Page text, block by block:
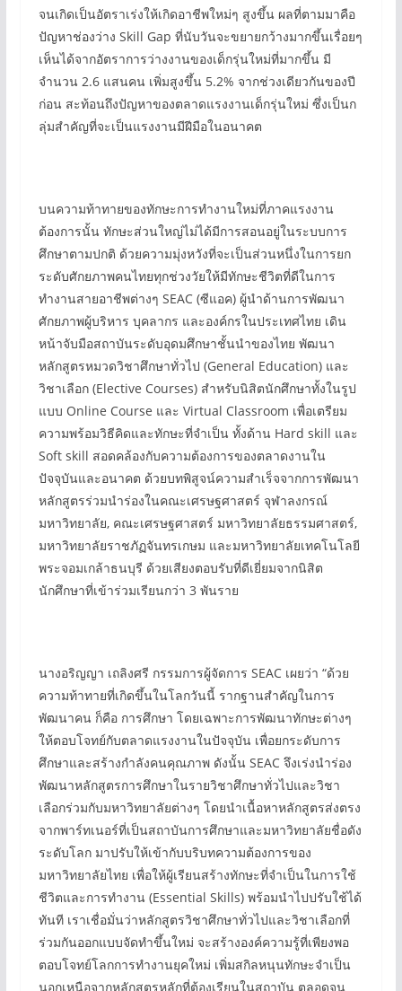
จนเกิดเป็นอัตราเร่งให้เกิดอาชีพใหม่ๆ สูงขึ้น ผลที่ตามมาคือ
ปัญหาช่องว่าง Skill Gap ที่นับวันจะขยายกว้างมากขึ้นเรื่อยๆ
เห็นได้จากอัตราการว่างงานของเด็กรุ่นใหม่ที่มากขึ้น มี
จำนวน 2.6 แสนคน เพิ่มสูงขึ้น 5.2% จากช่วงเดียวกันของปี
ก่อน สะท้อนถึงปัญหาของตลาดแรงงานเด็กรุ่นใหม่ ซึ่งเป็นก
ลุ่มสำคัญที่จะเป็นแรงงานมีฝีมือในอนาคต
บนความท้าทายของทักษะการทำงานใหม่ที่ภาคแรงงาน
ต้องการนั้น ทักษะส่วนใหญ่ไม่ได้มีการสอนอยู่ในระบบการ
ศึกษาตามปกติ ด้วยความมุ่งหวังที่จะเป็นส่วนหนึ่งในการยก
ระดับศักยภาพคนไทยทุกช่วงวัยให้มีทักษะชีวิตที่ดีในการ
ทำงานสายอาชีพต่างๆ SEAC (ซีแอค) ผู้นำด้านการพัฒนา
ศักยภาพผู้บริหาร บุคลากร และองค์กรในประเทศไทย เดิน
หน้าจับมือสถาบันระดับอุดมศึกษาชั้นนำของไทย พัฒนา
หลักสูตรหมวดวิชาศึกษาทั่วไป (General Education) และ
วิชาเลือก (Elective Courses) สำหรับนิสิตนักศึกษาทั้งในรูป
แบบ Online Course และ Virtual Classroom เพื่อเตรียม
ความพร้อมวิธีคิดและทักษะที่จำเป็น ทั้งด้าน Hard skill และ
Soft skill สอดคล้องกับความต้องการของตลาดงานใน
ปัจจุบันและอนาคต ด้วยบทพิสูจน์ความสำเร็จจากการพัฒนา
หลักสูตรร่วมนำร่องในคณะเศรษฐศาสตร์ จุฬาลงกรณ์
มหาวิทยาลัย, คณะเศรษฐศาสตร์ มหาวิทยาลัยธรรมศาสตร์,
มหาวิทยาลัยราชภัฏจันทรเกษม และมหาวิทยาลัยเทคโนโลยี
พระจอมเกล้าธนบุรี ด้วยเสียงตอบรับที่ดีเยี่ยมจากนิสิต
นักศึกษาที่เข้าร่วมเรียนกว่า 3 พันราย
นางอริญญา เถลิงศรี กรรมการผู้จัดการ SEAC เผยว่า “ด้วย
ความท้าทายที่เกิดขึ้นในโลกวันนี้ รากฐานสำคัญในการ
พัฒนาคน ก็คือ การศึกษา โดยเฉพาะการพัฒนาทักษะต่างๆ
ให้ตอบโจทย์กับตลาดแรงงานในปัจจุบัน เพื่อยกระดับการ
ศึกษาและสร้างกำลังคนคุณภาพ ดังนั้น SEAC จึงเร่งนำร่อง
พัฒนาหลักสูตรการศึกษาในรายวิชาศึกษาทั่วไปและวิชา
เลือกร่วมกับมหาวิทยาลัยต่างๆ โดยนำเนื้อหาหลักสูตรส่งตรง
จากพาร์ทเนอร์ที่เป็นสถาบันการศึกษาและมหาวิทยาลัยชื่อดัง
ระดับโลก มาปรับให้เข้ากับบริบทความต้องการของ
มหาวิทยาลัยไทย เพื่อให้ผู้เรียนสร้างทักษะที่จำเป็นในการใช้
ชีวิตและการทำงาน (Essential Skills) พร้อมนำไปปรับใช้ได้
ทันที เราเชื่อมั่นว่าหลักสูตรวิชาศึกษาทั่วไปและวิชาเลือกที่
ร่วมกันออกแบบจัดทำขึ้นใหม่ จะสร้างองค์ความรู้ที่เพียงพอ
ตอบโจทย์โลกการทำงานยุคใหม่ เพิ่มสกิลหนุนทักษะจำเป็น
นอกเหนือจากหลักสูตรหลักที่ต้องเรียนในสถาบัน ตลอดจน